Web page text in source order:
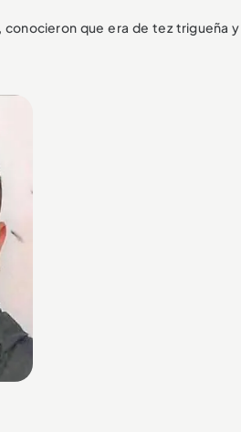
conocieron que era de tez trigueña